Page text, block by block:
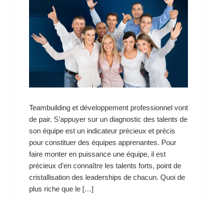
Teambuilding et développement professionnel vont
de pair. S’appuyer sur un diagnostic des talents de
son équipe est un indicateur précieux et précis
pour constituer des équipes apprenantes. Pour
faire monter en puissance une équipe, il est
précieux d’en connaître les talents forts, point de
cristallisation des leaderships de chacun. Quoi de
plus riche que le […]